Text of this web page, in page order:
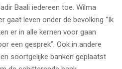
Baali iedereen toe. Wilma
gaat leven onder de bevolking “Ik
er in alle kernen voor gaan
een gesprek”. Ook in andere
soortgelijke banken geplaatst